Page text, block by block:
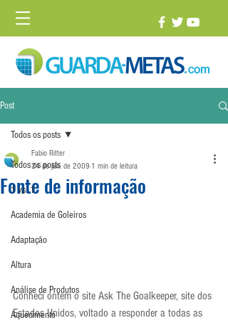
Post
Todos os posts
1 vs. 1
Academia de Goleiros
Adaptação
Altura
Análise de Produtos
Aquecimento
Todos os posts
Fonte de informação
Fabio Ritter
24 de jun. de 2009 1 min de leitura
Conheci ontem o site Ask The Goalkeeper, site dos
Estados Unidos, voltado a responder a todas as